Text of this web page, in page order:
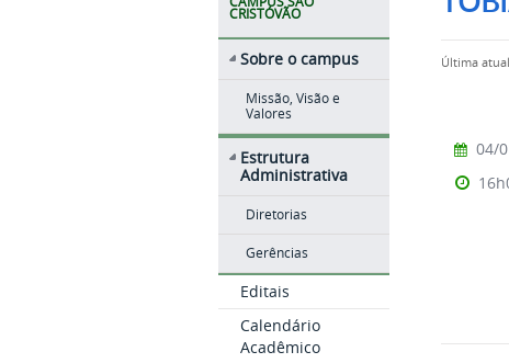
CRISTÓVÃO
Sobre o campus
Missão, Visão e
Valores
Estrutura
Administrativa
Diretorias
Gerências
Editais
Calendário
Acadêmico
Última
04/